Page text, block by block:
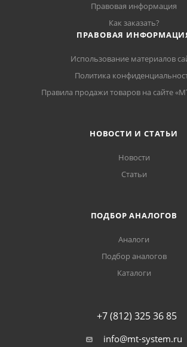
Правовая информация
Как заказать?
ПРАВОВАЯ
Использование материалов
Политика
Правила продажи товаров на сайте
НОВОСТИ И СТАТЬИ
Новости
Статьи
ПОДБОР АНАЛОГОВ
Аналоги
Подбор аналогов
Каталоги
+7 (812) 325 36 85
info@mt-system.ru